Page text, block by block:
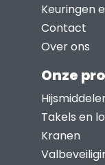
Keuringen
Contact
Over ons
Onze
Takels en
Kranen